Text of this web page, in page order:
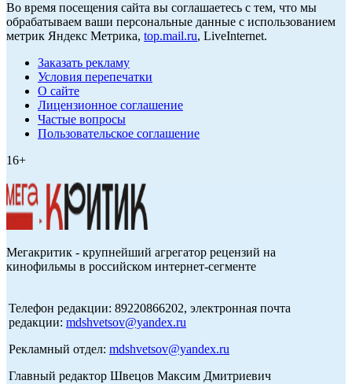
Во время посещения сайта вы соглашаетесь с тем, что мы
обрабатываем ваши персональные данные с использованием
метрик Яндекс Метрика, top.mail.ru, LiveInternet.
Заказать рекламу
Условия перепечатки
О сайте
Лицензионное соглашение
Частые вопросы
Пользовательское соглашение
16+
Мегакритик - крупнейший агрегатор рецензий на
кинофильмы в российском интернет-сегменте
Телефон редакции: 89220866202, электронная почта
редакции: mdshvetsov@yandex.ru
Рекламный отдел: mdshvetsov@yandex.ru
Главный редактор Швецов Максим Дмитриевич